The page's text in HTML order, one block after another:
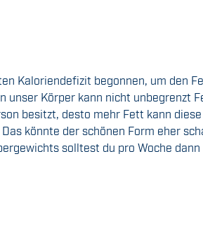
Kaloriendefizit begonnen, um den
unser Körper kann nicht unbegrenzt
besitzt, desto mehr Fett kann diese
könnte der schönen Form eher
solltest du pro Woche